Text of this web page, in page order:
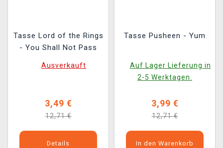
Tasse Lord of the Rings
- You Shall Not Pass
Ausverkauft
3,49 €
12,71 €
Details
Tasse Pusheen - Yum
Auf Lager Lieferung in
2-5 Werktagen.
3,99 €
12,71 €
In den Warenkorb